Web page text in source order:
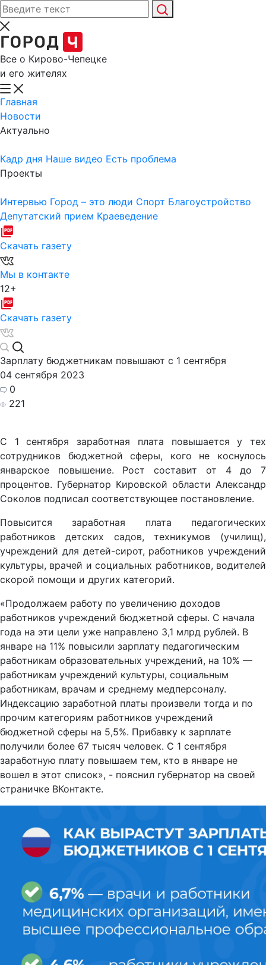
Все о Кирово-Чепецке
и его жителях
Главная
Новости
Актуально
Кадр дня Наше видео Есть проблема
Проекты
Интервью Город – это люди Спорт Благоустройство
Депутатский прием Краеведение
Скачать газету
Мы в контакте
12+
Скачать газету
Зарплату бюджетникам повышают с 1 сентября
04 сентября 2023
0
221
С 1 сентября заработная плата повышается у тех
сотрудников бюджетной сферы, кого не коснулось
январское повышение. Рост составит от 4 до 7
процентов. Губернатор Кировской области Александр
Соколов подписал соответствующее постановление.
Повысится заработная плата педагогических
работников детских садов, техникумов (училищ),
учреждений для детей-сирот, работников учреждений
культуры, врачей и социальных работников, водителей
скорой помощи и других категорий.
«Продолжаем работу по увеличению доходов
работников учреждений бюджетной сферы. С начала
года на эти цели уже направлено 3,1 млрд рублей. В
январе на 11% повысили зарплату педагогическим
работникам образовательных учреждений, на 10% —
работникам учреждений культуры, социальным
работникам, врачам и среднему медперсоналу.
Индексацию заработной платы произвели тогда и по
прочим категориям работников учреждений
бюджетной сферы на 5,5%. Прибавку к зарплате
получили более 67 тысяч человек. С 1 сентября
заработную плату повышаем тем, кто в январе не
вошел в этот список», - пояснил губернатор на своей
страничке ВКонтакте.